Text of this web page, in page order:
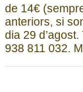
de 14€
anteriors, si
dia 29
938 811 032.